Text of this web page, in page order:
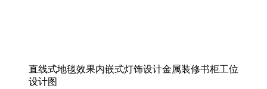
直线式地毯效果内嵌式灯饰设计金属装修书柜工位
设计图